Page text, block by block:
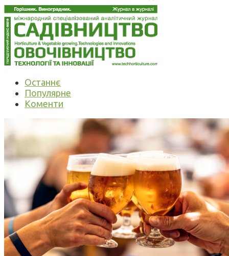
Останнє
Популярне
Коменти